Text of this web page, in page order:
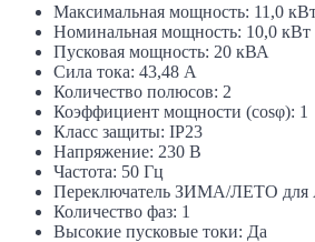
Максимальная мощность: 11,0
Номинальная мощность: 10,0 кВт
Пусковая мощность: 20 кВА
Сила тока: 43,48 А
Количество полюсов: 2
Коэффициент мощности (cosφ): 1
Класс защиты: IP23
Напряжение: 230 В
Частота: 50 Гц
Переключатель ЗИМА/ЛЕТО
Количество фаз: 1
Высокие пусковые токи: Да